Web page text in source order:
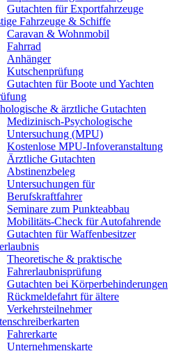
Gutachten für Exportfahrzeuge
Fahrzeuge & Schiffe
Caravan & Wohnmobil
Fahrrad
Anhänger
Kutschenprüfung
Gutachten für Boote und Yachten
& ärztliche Gutachten
Medizinisch-Psychologische
Untersuchung (MPU)
Kostenlose MPU-Infoveranstaltung
Ärztliche Gutachten
Abstinenzbeleg
Untersuchungen für
Berufskraftfahrer
Seminare zum Punkteabbau
Mobilitäts-Check für Autofahrende
Gutachten für Waffenbesitzer
Theoretische & praktische
Fahrerlaubnisprüfung
Gutachten bei Körperbehinderungen
Rückmeldefahrt für ältere
Verkehrsteilnehmer
Fahrerkarte
Unternehmenskarte